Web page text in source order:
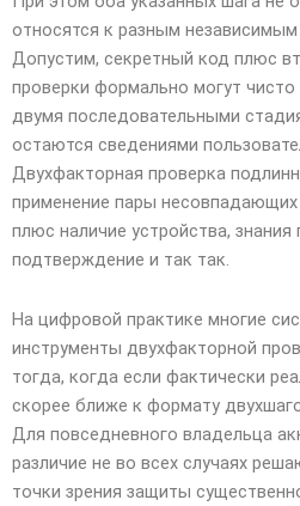
относятся к разным
Допустим, секретный код плюс
проверки формально могут
двумя последовательными
остаются сведениями
Двухфакторная проверка
применение пары
плюс наличие устройства,
подтверждение и так так.
На цифровой практике многие
инструменты двухфакторной
тогда, когда если фактически
скорее ближе к формату
Для повседневного владельца
различие не во всех случаях
точки зрения защиты